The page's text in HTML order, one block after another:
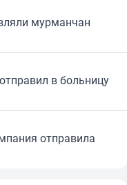
мурманчан
в больницу
отправила